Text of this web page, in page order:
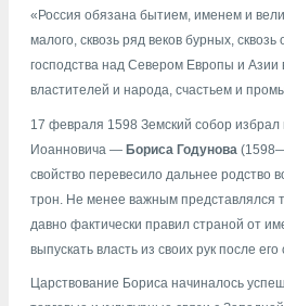
«Россия обязана бытием, именем и
малого, сквозь ряд веков бурных, сквозь
господства над Севером Европы и Азии
властителей и народа, счастьем и
17 февраля 1598 Земский собор
Иоанновича — Бориса Годунова
свойство перевесило дальнее родство
трон. Не менее важным представлялся
давно фактически правил страной от
выпускать власть из своих рук после его
Царствование Бориса начиналось